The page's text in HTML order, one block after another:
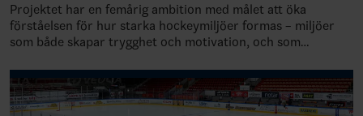
Projektet har en femårig ambition med målet att öka
förståelsen för hur starka hockeymiljöer formas – miljöer
som både skapar trygghet och motivation, och som